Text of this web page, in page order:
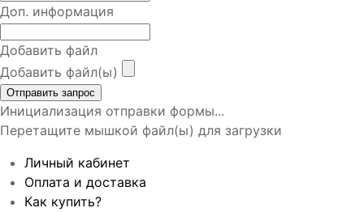
Доп. информация
Добавить файл
Добавить файл(ы)
Отправить запрос
Инициализация отправки формы...
Перетащите мышкой файл(ы) для загрузки
Личный кабинет
Оплата и доставка
Как купить?